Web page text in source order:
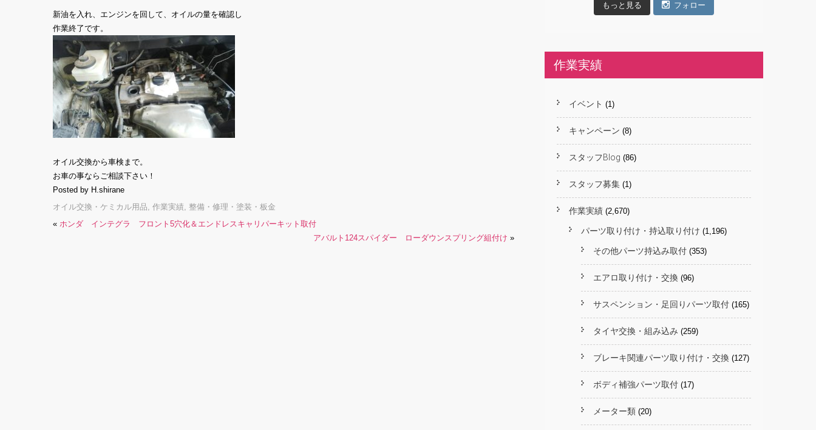
新油を入れ、エンジンを回して、オイルの量を確認し
作業終了です。
オイル交換から車検まで。
お車の事ならご相談下さい！
Posted by H.shirane
オイル交換・ケミカル用品, 作業実績, 整備・修理・塗装・板金
« ホンダ インテグラ フロント5穴化＆エンドレスキャリパーキット取付
アバルト124スパイダー ローダウンスプリング組付け »
もっと見る フォロー
作業実績
イベント (1)
キャンペーン (8)
スタッフBlog (86)
スタッフ募集 (1)
作業実績 (2,670)
パーツ取り付け・持込取り付け (1,196)
その他パーツ持込み取付 (353)
エアロ取り付け・交換 (96)
サスペンション・足回りパーツ取付 (165)
タイヤ交換・組み込み (259)
ブレーキ関連パーツ取り付け・交換 (127)
ボディ補強パーツ取付 (17)
メーター類 (20)